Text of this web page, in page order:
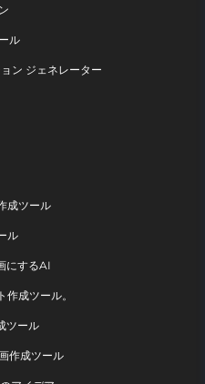
ル
ン ジェネレーター
成ツール
ル
にするAI
成ツール。
ツール
作成ツール